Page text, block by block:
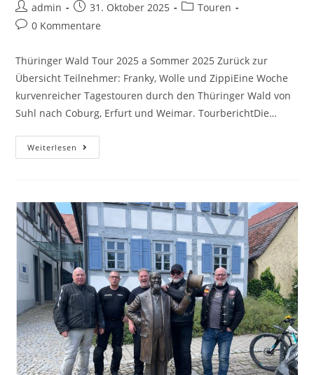
admin 31. Oktober 2025
Touren
0 Kommentare
Thüringer Wald Tour 2025 a Sommer 2025 Zurück zur
Übersicht Teilnehmer: Franky, Wolle und ZippiEine Woche
kurvenreicher Tagestouren durch den Thüringer Wald von
Suhl nach Coburg, Erfurt und Weimar. TourberichtDie…
Weiterlesen